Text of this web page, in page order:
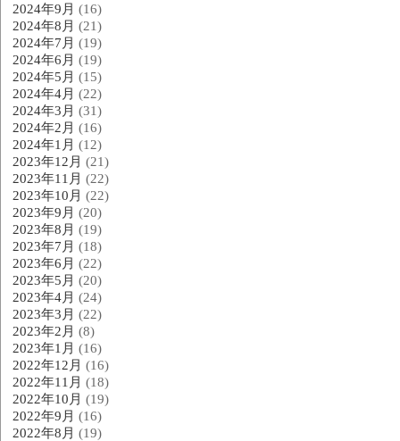
2024年9月 (16)
2024年8月 (21)
2024年7月 (19)
2024年6月 (19)
2024年5月 (15)
2024年4月 (22)
2024年3月 (31)
2024年2月 (16)
2024年1月 (12)
2023年12月 (21)
2023年11月 (22)
2023年10月 (22)
2023年9月 (20)
2023年8月 (19)
2023年7月 (18)
2023年6月 (22)
2023年5月 (20)
2023年4月 (24)
2023年3月 (22)
2023年2月 (8)
2023年1月 (16)
2022年12月 (16)
2022年11月 (18)
2022年10月 (19)
2022年9月 (16)
2022年8月 (19)